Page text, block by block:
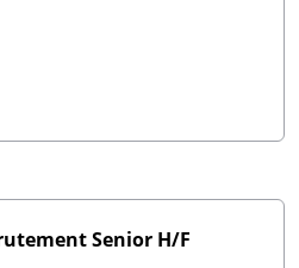
Senior H/F